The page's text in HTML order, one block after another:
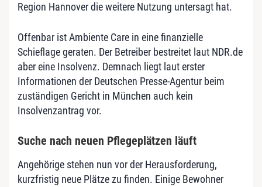
Region Hannover die weitere Nutzung untersagt hat.
Offenbar ist Ambiente Care in eine finanzielle
Schieflage geraten. Der Betreiber bestreitet laut NDR.de
aber eine Insolvenz. Demnach liegt laut erster
Informationen der Deutschen Presse-Agentur beim
zuständigen Gericht in München auch kein
Insolvenzantrag vor.
Suche nach neuen Pflegeplätzen läuft
Angehörige stehen nun vor der Herausforderung,
kurzfristig neue Plätze zu finden. Einige Bewohner